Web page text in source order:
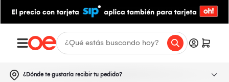
¿Dónde te gustaría recibir tu pedido?